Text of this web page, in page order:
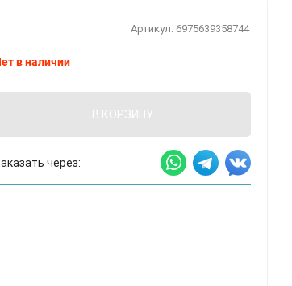
Артикул: 6975639358744
в наличии
В КОРЗИНУ
через: